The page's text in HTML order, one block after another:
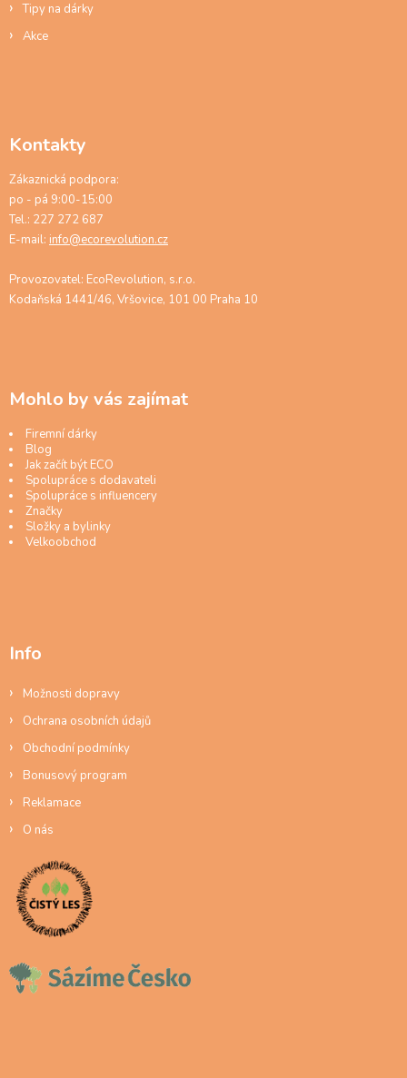
Tipy na dárky
Akce
Kontakty
Zákaznická podpora:
po - pá 9:00-15:00
Tel.: 227 272 687
E-mail: info@ecorevolution.cz
Provozovatel: EcoRevolution, s.r.o.
Kodaňská 1441/46, Vršovice, 101 00 Praha 10
Mohlo by vás zajímat
Firemní dárky
Blog
Jak začít být ECO
Spolupráce s dodavateli
Spolupráce s influencery
Značky
Složky a bylinky
Velkoobchod
Info
Možnosti dopravy
Ochrana osobních údajů
Obchodní podmínky
Bonusový program
Reklamace
O nás